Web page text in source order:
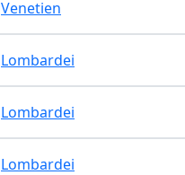
Venetien
Lombardei
Lombardei
Lombardei